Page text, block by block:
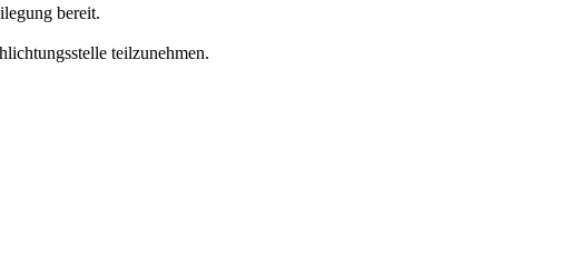
bereit.
teilzunehmen.